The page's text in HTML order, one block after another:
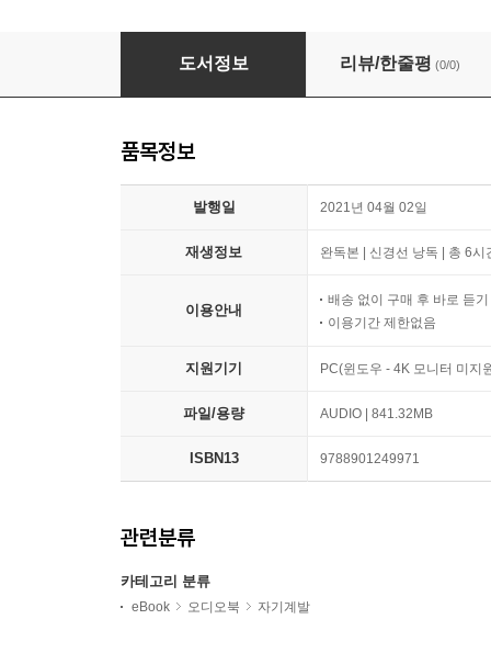
절대 배신하지 않는 공부의 기술
도서정보 리뷰/한줄평 (0/0)
품목정보
발행일 2021년 04월 02일
재생정보 완독본 | 신경선 낭독 | 총 6시
이용안내
배송 없이 구매 후 바로 듣기
이용기간 제한없음
지원기기 PC(윈도우 - 4K 모니터 미지
파일/용량 AUDIO | 841.32MB
ISBN13 9788901249971
관련분류
카테고리 분류
eBook 오디오북 자기계발